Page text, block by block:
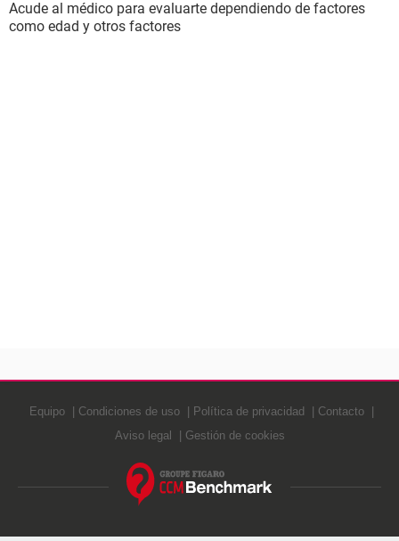
Acude al médico para evaluarte dependiendo de factores
como edad y otros factores
Equipo Condiciones de uso Política de privacidad
Contacto
Aviso legal
Gestión de cookies